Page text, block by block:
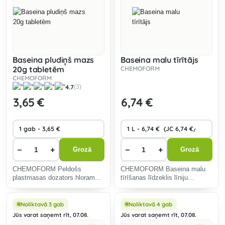
Baseina pludiņš mazs
20g tabletēm
CHEMOFORM
4.7(3)
3,65 €
− + Grozā
CHEMOFORM Peldošs
plastmasas dozators hloram
Baseina malu tīrītājs
CHEMOFORM
6,74 €
− + Grozā
CHEMOFORM Baseina malu
tīrīšanas līdzeklis līniju
Noliktavā 3 gab
Jūs varat saņemt rīt, 07.08.
Noliktavā 4 gab
Jūs varat saņemt rīt, 07.08.